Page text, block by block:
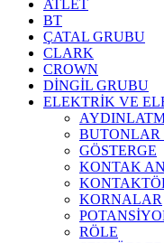
ATLET
BT
ÇATAL GRUBU
CLARK
CROWN
DİNGİL GRUBU
ELEKTRİK VE
BUTONLAR
GÖSTERGE
KONTAK
KORNALAR
RÖLE